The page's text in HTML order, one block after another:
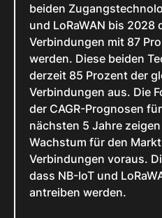
beiden
und LoRaWAN bis 2028
Verbindungen mit 87
werden. Diese beiden
derzeit 85 Prozent der
Verbindungen aus. Die
der CAGR-Prognosen
nächsten 5 Jahre
Wachstum für den
Verbindungen voraus.
dass NB-IoT und
antreiben werden.